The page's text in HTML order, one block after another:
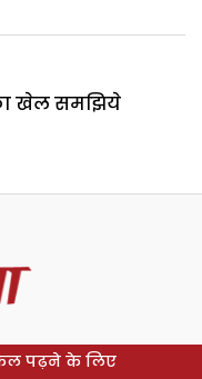
खेल समझिये
पढ़ने के लिए